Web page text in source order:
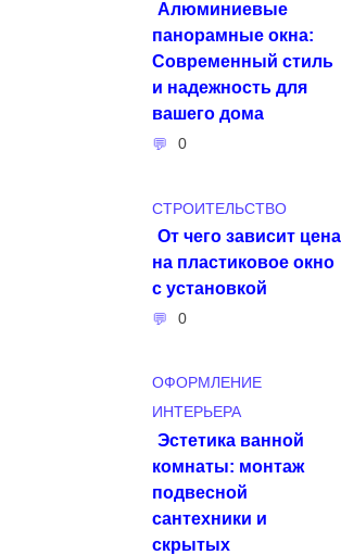
Алюминиевые
панорамные окна:
Современный стиль
и надежность для
вашего дома
0
СТРОИТЕЛЬСТВО
От чего зависит цена
на пластиковое окно
с установкой
0
ОФОРМЛЕНИЕ
ИНТЕРЬЕРА
Эстетика ванной
комнаты: монтаж
подвесной
сантехники и
скрытых